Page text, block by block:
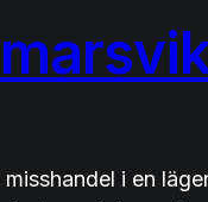
i en